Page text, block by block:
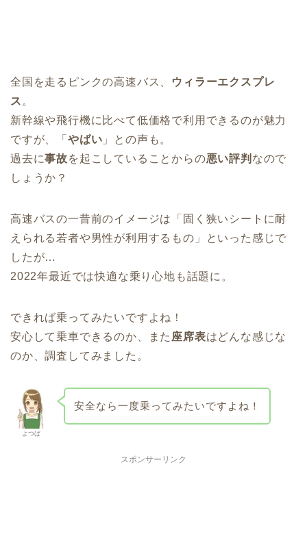
全国を走るピンクの高速バス、
ウィラーエクスプレ
ス 。
新幹線や飛行機に比べて低価格で利用できるのが魅力
ですが、「 やばい 」との声も。
過去に事故を起こしていることからの悪い評判 なので
しょうか？
高速バスの一昔前のイメージは「固く狭いシートに耐
えられる若者や男性が利用するもの」といった感じで
したが…
2022年最近では快適な乗り心地も話題に。
できれば乗ってみたいですよね！
安心して乗車できるのか、また 座席表はどんな感じな
のか、調査してみました。
よつば
安全なら一度乗ってみたいですよね！
スポンサーリンク